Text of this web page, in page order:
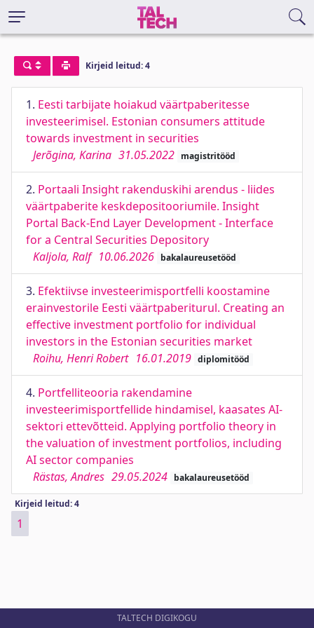
Kirjeid leitud: 4
1. Eesti tarbijate hoiakud väärtpaberitesse
investeerimisel. Estonian consumers attitude
towards investment in securities
Jerõgina, Karina 31.05.2022 magistritööd
2. Portaali Insight rakenduskihi arendus - liides
väärtpaberite keskdepositooriumile. Insight
Portal Back-End Layer Development - Interface
for a Central Securities Depository
Kaljola, Ralf 10.06.2026 bakalaureusetööd
3. Efektiivse investeerimisportfelli koostamine
erainvestorile Eesti väärtpaberiturul. Creating an
effective investment portfolio for individual
investors in the Estonian securities market
Roihu, Henri Robert 16.01.2019 diplomitööd
4. Portfelliteooria rakendamine
investeerimisportfellide hindamisel, kaasates AI-
sektori ettevõtteid. Applying portfolio theory in
the valuation of investment portfolios, including
AI sector companies
Rästas, Andres 29.05.2024 bakalaureusetööd
Kirjeid leitud: 4
1
TALTECH DIGIKOGU